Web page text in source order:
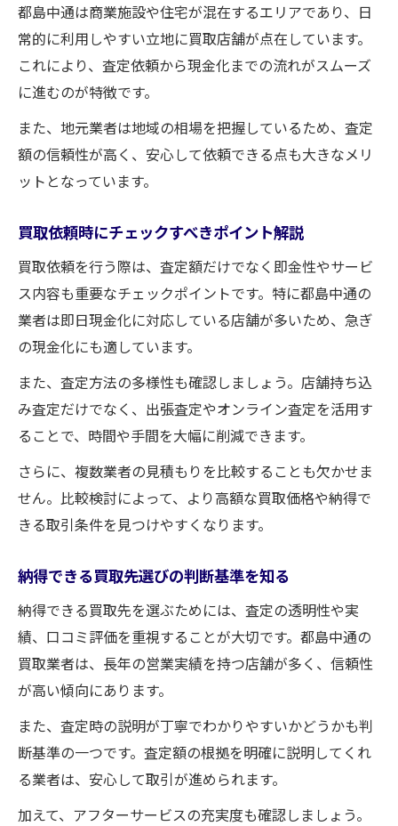
無料査定を活用した買取先の選び方とは
比較検討で納得の買取を実現する方法
業者ごとのサービスや対応範囲の違いを知
る
手間を抑えて買取査定を進める具体策
手間なく買取査定を進める便利な方法紹介
一括査定サービスで簡単に比較するコツ
必要書類の準備で買取査定をスムーズに
訪問不要の買取依頼で効率化を目指す
都島中通で安心して買取先を選ぶ判断基準
買取で重視すべき信頼できる業者の条件
安心して任せられる買取先の見極め方
査定から現金化までのサポート体制を確認
秘密厳守など買取時のプライバシー配慮
買取業者の実績や口コミを参考に選ぶ方法
失敗しない買取手続きの流れとポイント
買取手続きの一般的な流れを分かりやすく
買取依頼時のトラブル防止ポイント紹介
迅速な現金化を実現するための準備方法
納得できる買取を叶える交渉術のコツ
都島中通は商業施設や住宅が混在するエリアであり、日
常的に利用しやすい立地に買取店舗が点在しています。
これにより、査定依頼から現金化までの流れがスムーズ
に進むのが特徴です。
また、地元業者は地域の相場を把握しているため、査定
額の信頼性が高く、安心して依頼できる点も大きなメリ
ットとなっています。
買取依頼時にチェックすべきポイント解説
買取依頼を行う際は、査定額だけでなく即金性やサービ
ス内容も重要なチェックポイントです。特に都島中通の
業者は即日現金化に対応している店舗が多いため、急ぎ
の現金化にも適しています。
また、査定方法の多様性も確認しましょう。店舗持ち込
み査定だけでなく、出張査定やオンライン査定を活用す
ることで、時間や手間を大幅に削減できます。
さらに、複数業者の見積もりを比較することも欠かせま
せん。比較検討によって、より高額な買取価格や納得で
きる取引条件を見つけやすくなります。
納得できる買取先選びの判断基準を知る
納得できる買取先を選ぶためには、査定の透明性や実
績、口コミ評価を重視することが大切です。都島中通の
買取業者は、長年の営業実績を持つ店舗が多く、信頼性
が高い傾向にあります。
また、査定時の説明が丁寧でわかりやすいかどうかも判
断基準の一つです。査定額の根拠を明確に説明してくれ
る業者は、安心して取引が進められます。
加えて、アフターサービスの充実度も確認しましょう。